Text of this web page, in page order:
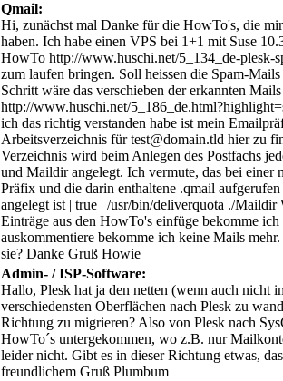
Qmail:
Hi, zunächst mal Danke für die HowTo's, die
haben. Ich habe einen VPS bei 1+1 mit Suse
HowTo http://www.huschi.net/5_134_de-plesk-
zum laufen bringen. Soll heissen die Spam-
Schritt wäre das verschieben der erkannten
http://www.huschi.net/
ich das richtig verstanden habe ist mein
Arbeitsverzeichnis für test@domain.tld hier zu
Verzeichnis wird beim Anlegen des Postfachs
und Maildir angelegt. Ich vermute, das bei einer
Präfix und die darin enthaltene .qmail
angelegt ist | true | /usr/bin/deliverquota ./
Einträge aus den HowTo's einfüge bekomme
auskommentiere bekomme ich keine Mails
sie? Danke Gruß Howie
Admin- / ISP-Software:
Hallo, Plesk hat ja den netten (wenn auch nicht
verschiedensten Oberflächen nach Plesk zu
Richtung zu migrieren? Also von Plesk nach
HowTo´s untergekommen, wo z.B. nur
leider nicht. Gibt es in dieser Richtung etwas,
freundlichem Gruß Plumbum